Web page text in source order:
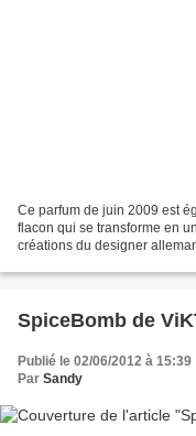
Ce parfum de juin 2009 est
flacon qui se transforme en
créations du designer
SpiceBomb de
Publié le 02/06/2012 à 15:39
Par Sandy